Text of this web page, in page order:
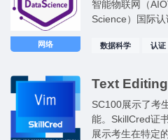
网络
智能物联网（
Science）国际认
数据科学 认证
Text
SC100展示了考
能。SkillCred证
展示考生在特定